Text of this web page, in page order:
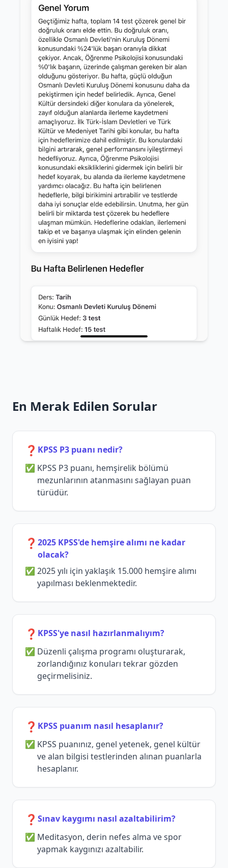
En Merak Edilen Sorular
❓ KPSS P3 puanı nedir?
KPSS P3 puanı, hemşirelik bölümü
mezunlarının atanmasını sağlayan puan
türüdür.
❓ 2025 KPSS'de hemşire alımı ne kadar
olacak?
2025 yılı için yaklaşık 15.000 hemşire alımı
yapılması beklenmektedir.
❓ KPSS'ye nasıl hazırlanmalıyım?
Düzenli çalışma programı oluşturarak,
zorlandığınız konuları tekrar gözden
geçirmelisiniz.
❓ KPSS puanım nasıl hesaplanır?
KPSS puanınız, genel yetenek, genel kültür
ve alan bilgisi testlerinden alınan puanlarla
hesaplanır.
❓ Sınav kaygımı nasıl azaltabilirim?
Meditasyon, derin nefes alma ve spor
yapmak kaygınızı azaltabilir.